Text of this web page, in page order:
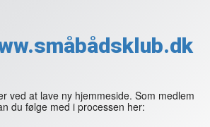
ved at lave ny hjemmeside. Som medlem
du følge med i processen her: